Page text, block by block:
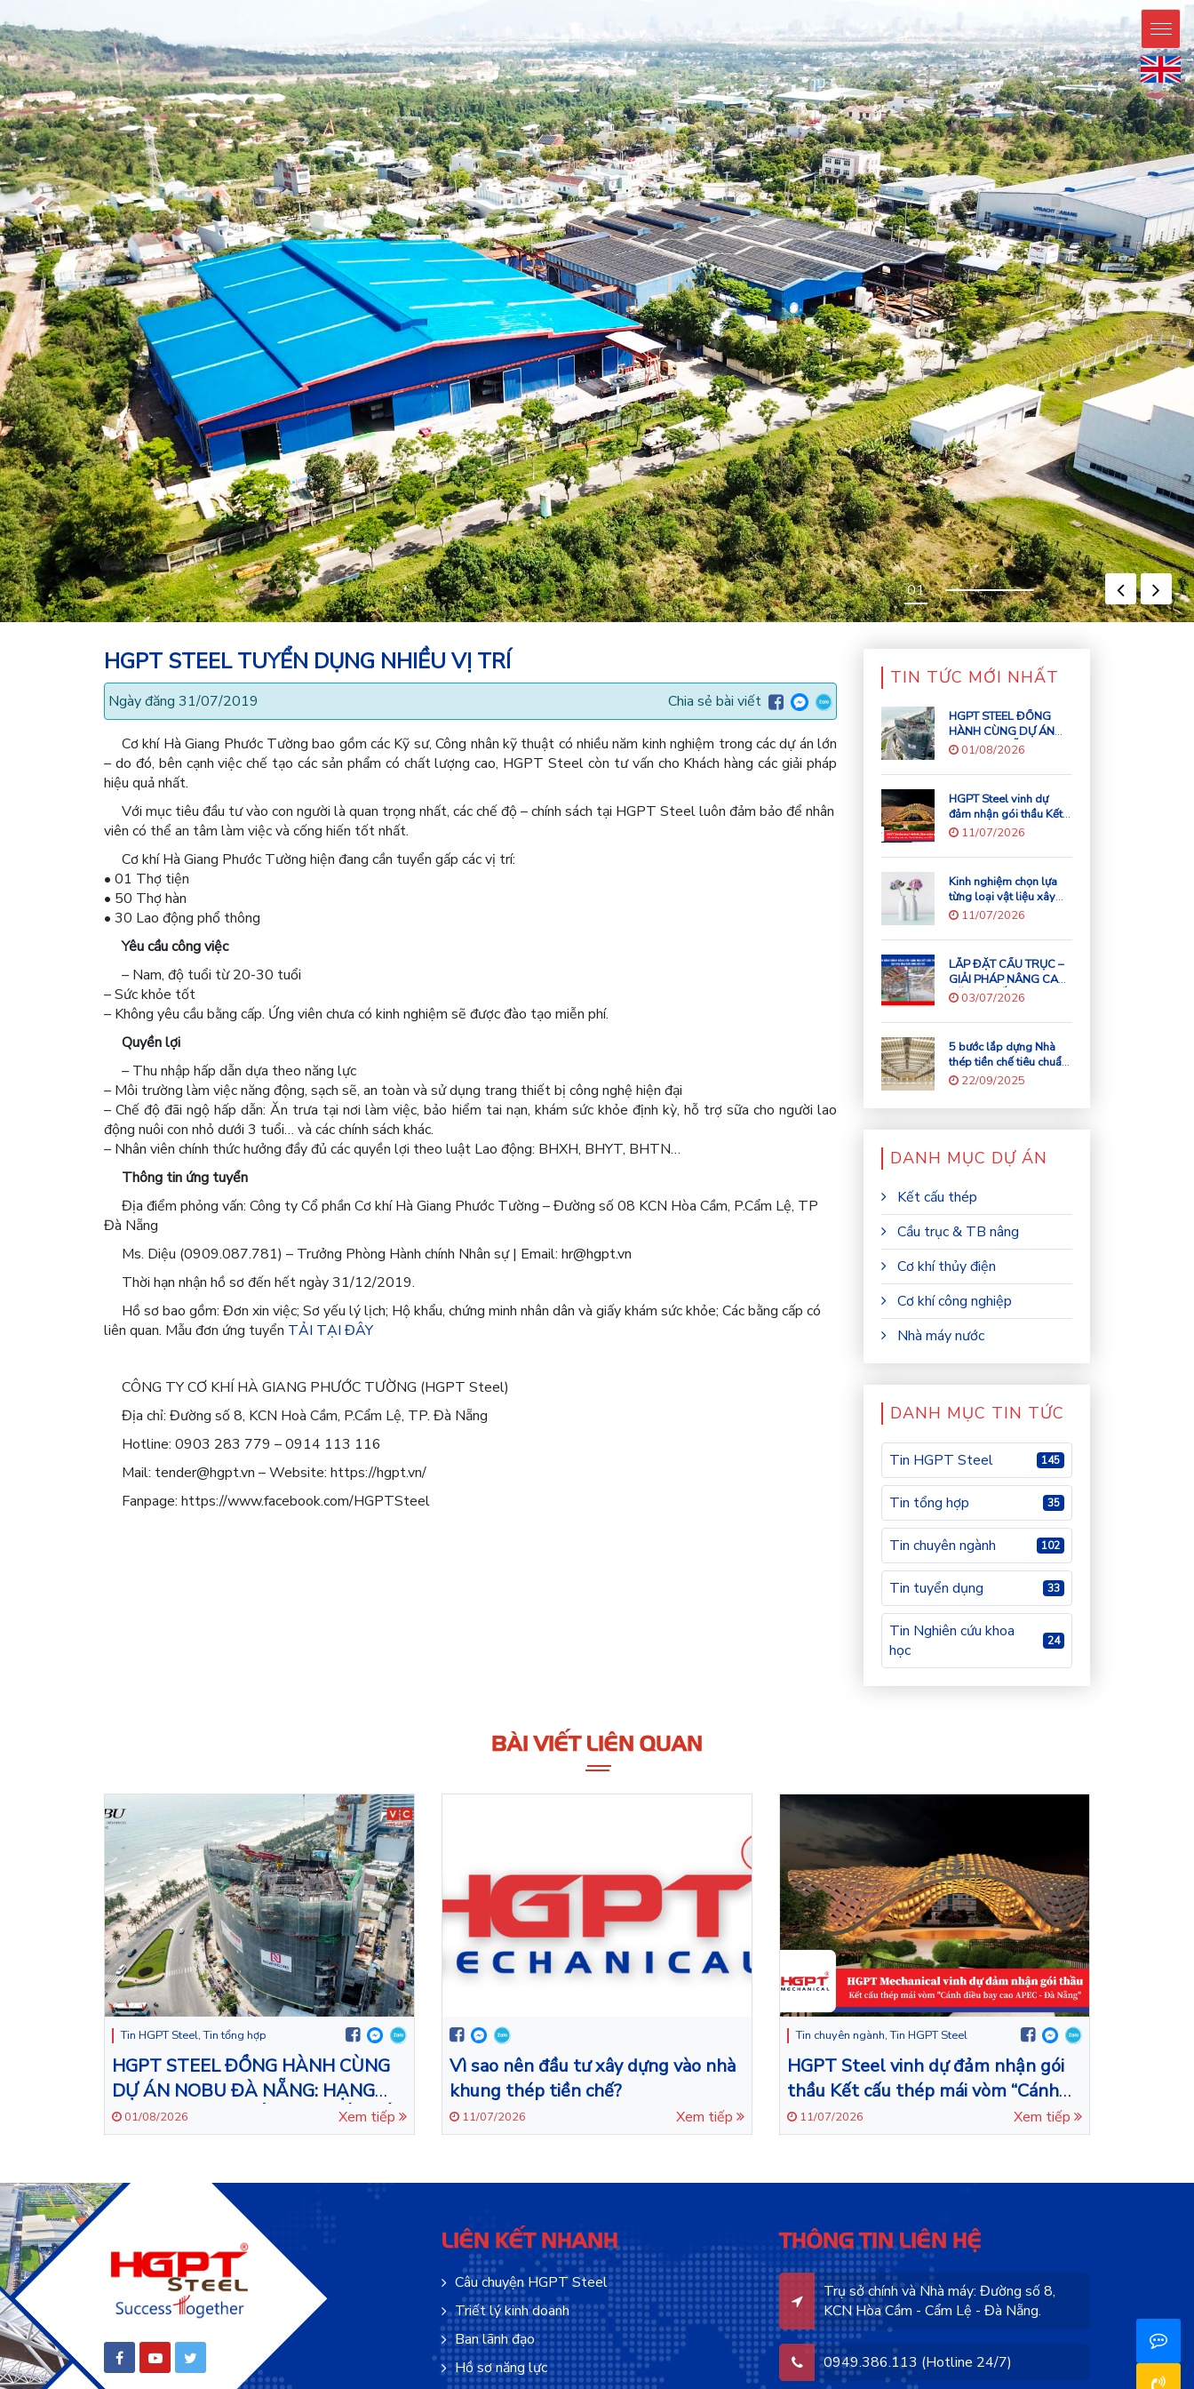
HGPT STEEL TUYỂN DỤNG NHIỀU VỊ TRÍ
Ngày đăng 31/07/2019 Chia sẻ bài viết
Cơ khí Hà Giang Phước Tường bao gồm các Kỹ sư, Công nhân kỹ thuật có nhiều năm kinh nghiệm trong các dự án lớn
– do đó, bên cạnh việc chế tạo các sản phẩm có chất lượng cao, HGPT Steel còn tư vấn cho Khách hàng các giải pháp
hiệu quả nhất.
Với mục tiêu đầu tư vào con người là quan trọng nhất, các chế độ – chính sách tại HGPT Steel luôn đảm bảo để nhân
viên có thể an tâm làm việc và cống hiến tốt nhất.
Cơ khí Hà Giang Phước Tường hiện đang cần tuyển gấp các vị trí:
• 01 Thợ tiện
• 50 Thợ hàn
• 30 Lao động phổ thông
Yêu cầu công việc
– Nam, độ tuổi từ 20-30 tuổi
– Sức khỏe tốt
– Không yêu cầu bằng cấp. Ứng viên chưa có kinh nghiệm sẽ được đào tạo miễn phí.
Quyền lợi
– Thu nhập hấp dẫn dựa theo năng lực
– Môi trường làm việc năng động, sạch sẽ, an toàn và sử dụng trang thiết bị công nghệ hiện đại
– Chế độ đãi ngộ hấp dẫn: Ăn trưa tại nơi làm việc, bảo hiểm tai nạn, khám sức khỏe định kỳ, hỗ trợ sữa cho người lao
động nuôi con nhỏ dưới 3 tuổi… và các chính sách khác.
– Nhân viên chính thức hưởng đầy đủ các quyền lợi theo luật Lao động: BHXH, BHYT, BHTN…
Thông tin ứng tuyển
Địa điểm phỏng vấn: Công ty Cổ phần Cơ khí Hà Giang Phước Tường – Đường số 08 KCN Hòa Cầm, P.Cẩm Lệ, TP
Đà Nẵng
Ms. Diệu (0909.087.781) – Trưởng Phòng Hành chính Nhân sự | Email: hr@hgpt.vn
Thời hạn nhận hồ sơ đến hết ngày 31/12/2019.
Hồ sơ bao gồm: Đơn xin việc; Sơ yếu lý lịch; Hộ khẩu, chứng minh nhân dân và giấy khám sức khỏe; Các bằng cấp có
liên quan. Mẫu đơn ứng tuyển TẢI TẠI ĐÂY
CÔNG TY CƠ KHÍ HÀ GIANG PHƯỚC TƯỜNG (HGPT Steel)
Địa chỉ: Đường số 8, KCN Hoà Cầm, P.Cẩm Lệ, TP. Đà Nẵng
Hotline: 0903 283 779 – 0914 113 116
Mail: tender@hgpt.vn – Website: https://hgpt.vn/
Fanpage: https://www.facebook.com/HGPTSteel
TIN TỨC MỚI NHẤT
HGPT STEEL ĐỒNG
HÀNH CÙNG DỰ ÁN
NOBU ĐÀ NẴNG:
LẮP ĐẶT KẾT CẤU
THÉP CHO TÒA NHÀ 43
TẦNG
01/08/2026
HGPT Steel vinh dự
đảm nhận gói thầu Kết
cấu thép mái vòm
APEC – Đà Nẵng”.
11/07/2026
Kinh nghiệm chọn lựa
từng loại vật liệu xây
dựng11/07/2026
LẮP ĐẶT CẦU TRỤC –
GIẢI PHÁP NÂNG CAO
NĂNG SUẤT VƯỢT
CÔNG NGHIỆP HIỆN
ĐẠI
03/07/2026
5 bước lắp dựng Nhà
thép tiền chế tiêu chuẩn
– HGPT Steel
22/09/2025
DANH MỤC DỰ ÁN
Kết cấu thép
Cầu trục & TB nâng
Cơ khí thủy điện
Cơ khí công nghiệp
Nhà máy nước
DANH MỤC TIN TỨC
Tin HGPT Steel 145
Tin tổng hợp 35
Tin chuyên ngành 102
Tin tuyển dụng 33
Tin Nghiên cứu khoa
học
24
BÀI VIẾT LIÊN QUAN
Tin HGPT Steel,Tin tổng hợp
HGPT STEEL ĐỒNG HÀNH CÙNG
DỰ ÁN NOBU ĐÀ NẴNG: HẠNG
MỤC THI CÔNG LẮP ĐẶT KẾT CẤU
THÉP CHO TÒA NHÀ 43 TẦNG
01/08/2026 Xem tiếp
Vì sao nên đầu tư xây dựng vào nhà
khung thép tiền chế?
11/07/2026 Xem tiếp
Tin chuyên ngành,Tin HGPT Steel
HGPT Steel vinh dự đảm nhận gói
thầu Kết cấu thép mái vòm “Cánh
diều bay cao APEC – Đà Nẵng”.
11/07/2026 Xem tiếp
LIÊN KẾT NHANH
Câu chuyện HGPT Steel
Triết lý kinh doanh
Ban lãnh đạo
Hồ sơ năng lực
THÔNG TIN LIÊN HỆ
Trụ sở chính và Nhà máy: Đường số 8,
KCN Hòa Cầm - Cẩm Lệ - Đà Nẵng.
0949.386.113 (Hotline 24/7)